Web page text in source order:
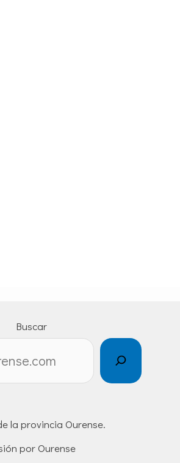
Buscar
la provincia Ourense.
por Ourense